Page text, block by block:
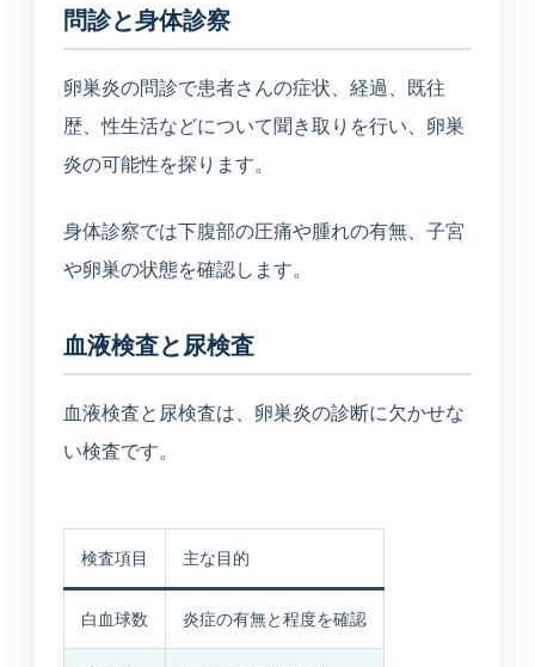
問診と身体診察
卵巣炎の問診で患者さんの症状、経過、既往
歴、性生活などについて聞き取りを行い、卵巣
炎の可能性を探ります。
身体診察では下腹部の圧痛や腫れの有無、子宮
や卵巣の状態を確認します。
血液検査と尿検査
血液検査と尿検査は、卵巣炎の診断に欠かせな
い検査です。
検査項目 主な目的
白血球数 炎症の有無と程度を確認